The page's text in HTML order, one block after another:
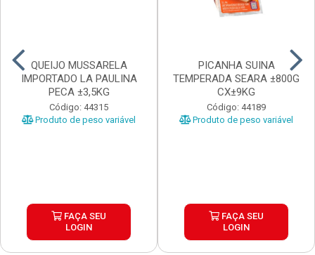
QUEIJO MUSSARELA
IMPORTADO LA PAULINA
PECA ±3,5KG
Código: 44315
Produto de peso variável
FAÇA SEU
LOGIN
PICANHA SUINA
TEMPERADA SEARA ±800G
CX±9KG
Código: 44189
Produto de peso variável
FAÇA SEU
LOGIN